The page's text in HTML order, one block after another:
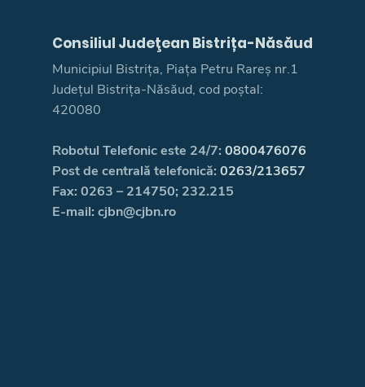
Consiliul Judeţean Bistrița-Năsăud
Municipiul Bistrița, Piața Petru Rareș nr.1
Județul Bistrița-Năsăud, cod poștal:
420080
Robotul Telefonic este 24/7: 0800476076
Post de centrală telefonică: 0263/213657
Fax: 0263 – 214750; 232.215
E-mail: cjbn@cjbn.ro